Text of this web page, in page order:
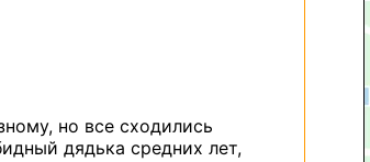
но все сходились
дядька средних лет,